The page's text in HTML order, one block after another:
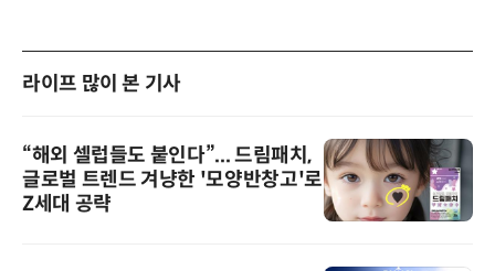
라이프 많이 본 기사
“해외 셀럽들도 붙인다”... 드림패치,
글로벌 트렌드 겨냥한 '모양반창고'로
Z세대 공략